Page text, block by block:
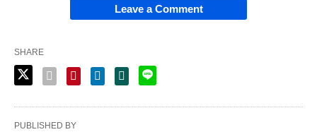
Leave a Comment
SHARE
PUBLISHED BY